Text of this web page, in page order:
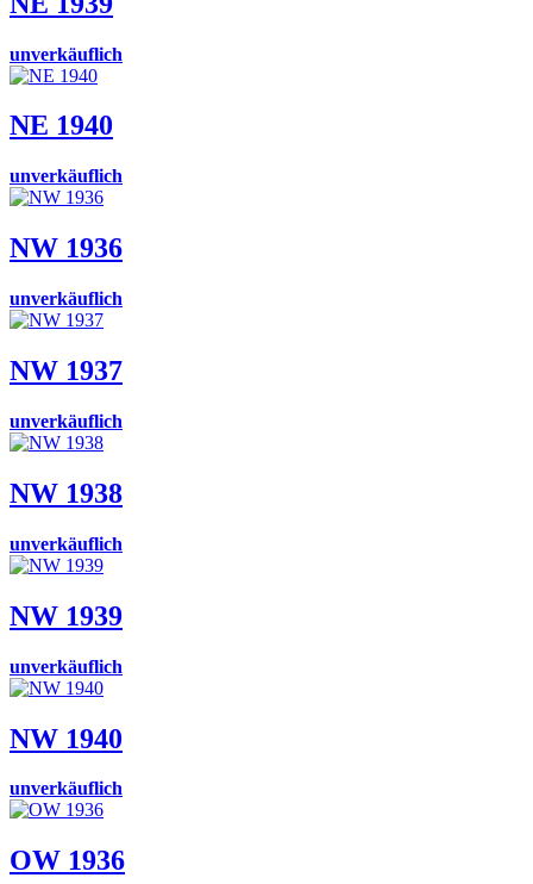
unverkäuflich
NE 1940
unverkäuflich
NW 1936
unverkäuflich
NW 1937
unverkäuflich
NW 1938
unverkäuflich
NW 1939
unverkäuflich
NW 1940
unverkäuflich
OW 1936